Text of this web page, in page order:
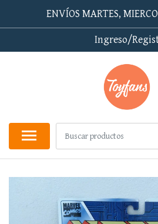
ENVÍOS MARTES,
Ingreso/